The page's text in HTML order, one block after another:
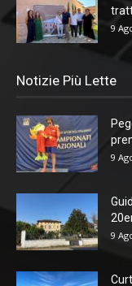
9
Notizie Più Lette
9
9